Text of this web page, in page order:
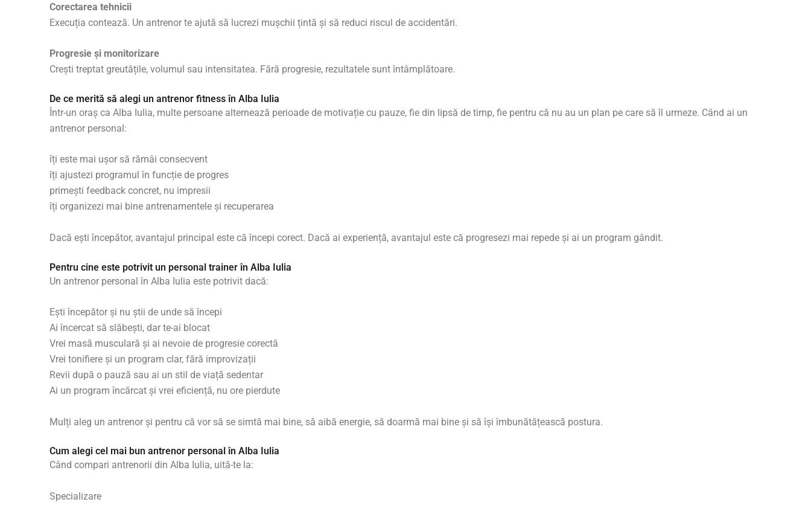
Corectarea tehnicii
Execuția contează. Un antrenor te ajută să lucrezi mușchii țintă și să reduci riscul de accidentări.
Progresie și monitorizare
Crești treptat greutățile, volumul sau intensitatea. Fără progresie, rezultatele sunt întâmplătoare.
De ce merită să alegi un antrenor fitness în Alba Iulia
Într-un oraș ca Alba Iulia, multe persoane alternează perioade de motivație cu pauze, fie din lipsă de timp, fie pentru că nu au un plan pe care să îl urmeze. Când ai un
antrenor personal:
îți este mai ușor să rămâi consecvent
îți ajustezi programul în funcție de progres
primești feedback concret, nu impresii
îți organizezi mai bine antrenamentele și recuperarea
Dacă ești începător, avantajul principal este că începi corect. Dacă ai experiență, avantajul este că progresezi mai repede și ai un program gândit.
Pentru cine este potrivit un personal trainer în Alba Iulia
Un antrenor personal în Alba Iulia este potrivit dacă:
Ești începător și nu știi de unde să începi
Ai încercat să slăbești, dar te-ai blocat
Vrei masă musculară și ai nevoie de progresie corectă
Vrei tonifiere și un program clar, fără improvizații
Revii după o pauză sau ai un stil de viață sedentar
Ai un program încărcat și vrei eficiență, nu ore pierdute
Mulți aleg un antrenor și pentru că vor să se simtă mai bine, să aibă energie, să doarmă mai bine și să își îmbunătățească postura.
Cum alegi cel mai bun antrenor personal în Alba Iulia
Când compari antrenorii din Alba Iulia, uită-te la:
Specializare